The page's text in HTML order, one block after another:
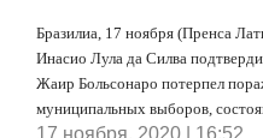
Бразилиа, 17 ноября (Пренса
Инасио Лула да Силва
Жаир Больсонаро потерпел
муниципальных выборов,
17 ноября, 2020 | 16:52